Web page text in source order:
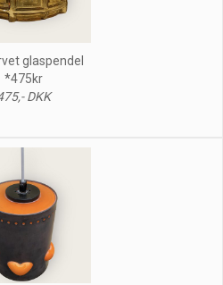
glaspendel
*475kr
DKK